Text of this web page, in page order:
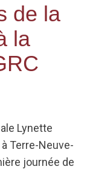
de la
la
Lynette
à Terre-Neuve-
journée de